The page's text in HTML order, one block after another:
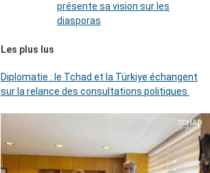
présente sa vision sur les
diasporas
Les plus lus
Diplomatie : le Tchad et la Türkiye échangent
sur la relance des consultations politiques